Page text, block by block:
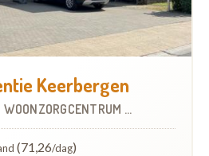
Keerbergen
WOONZORGCENTRUM (WZC)
(71,26/dag)